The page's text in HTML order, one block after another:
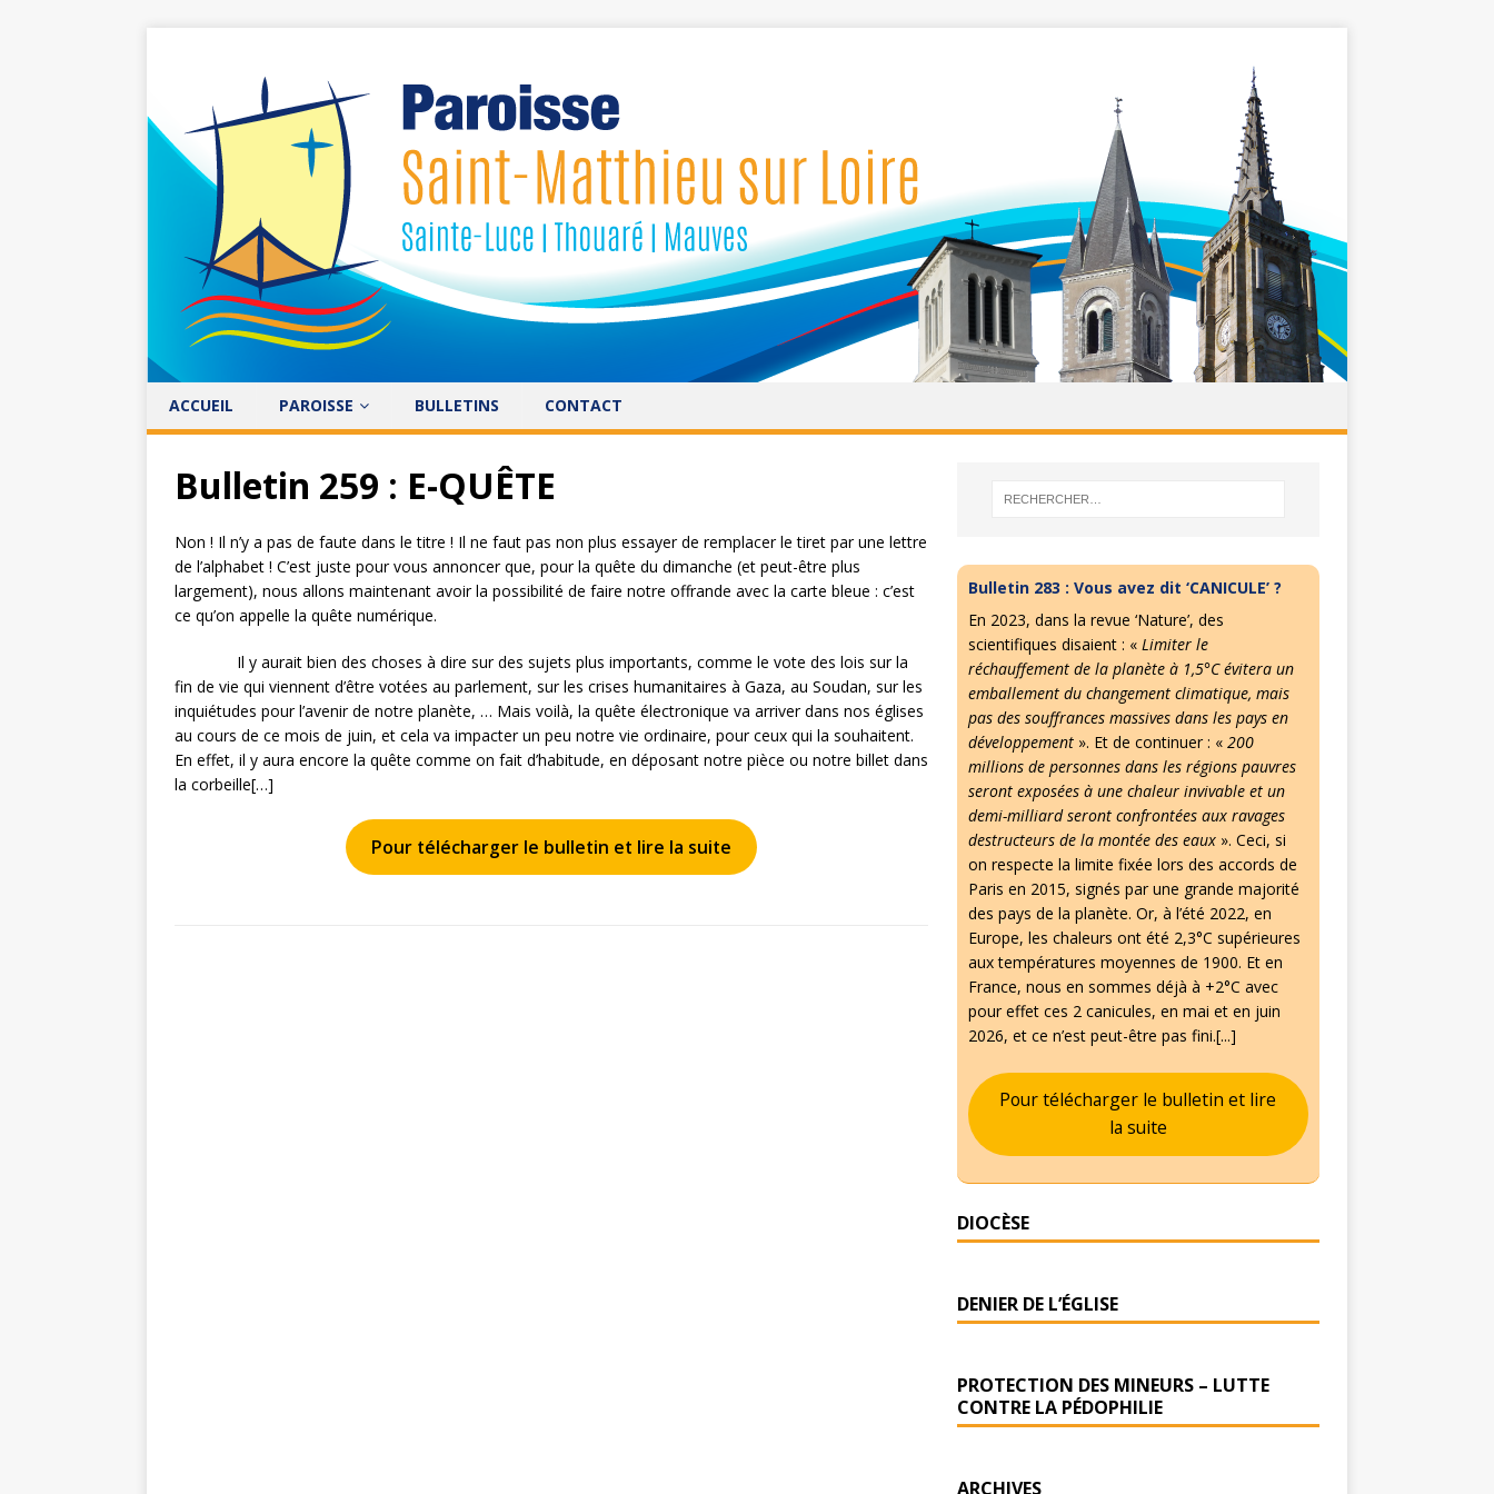
ACCUEIL PAROISSE BULLETINS CONTACT
Bulletin 259 : E-QUÊTE
Non ! Il n’y a pas de faute dans le titre ! Il ne faut pas non plus essayer de remplacer le tiret par une lettre
de l’alphabet ! C’est juste pour vous annoncer que, pour la quête du dimanche (et peut-être plus
largement), nous allons maintenant avoir la possibilité de faire notre offrande avec la carte bleue : c’est
ce qu’on appelle la quête numérique.
Il y aurait bien des choses à dire sur des sujets plus importants, comme le vote des lois sur la
fin de vie qui viennent d’être votées au parlement, sur les crises humanitaires à Gaza, au Soudan, sur les
inquiétudes pour l’avenir de notre planète, … Mais voilà, la quête électronique va arriver dans nos églises
au cours de ce mois de juin, et cela va impacter un peu notre vie ordinaire, pour ceux qui la souhaitent.
En effet, il y aura encore la quête comme on fait d’habitude, en déposant notre pièce ou notre billet dans
la corbeille[…]
Pour télécharger le bulletin et lire la suite
Bulletin 283 : Vous avez dit ‘CANICULE’ ?
En 2023, dans la revue ‘Nature’, des
scientifiques disaient : « Limiter le
réchauffement de la planète à 1,5°C évitera un
emballement du changement climatique, mais
pas des souffrances massives dans les pays en
développement». Et de continuer : « 200
millions de personnes dans les régions pauvres
seront exposées à une chaleur invivable et un
demi-milliard seront confrontées aux ravages
destructeurs de la montée des eaux». Ceci, si
on respecte la limite fixée lors des accords de
Paris en 2015, signés par une grande majorité
des pays de la planète. Or, à l’été 2022, en
Europe, les chaleurs ont été 2,3°C supérieures
aux températures moyennes de 1900. Et en
France, nous en sommes déjà à +2°C avec
pour effet ces 2 canicules, en mai et en juin
2026, et ce n’est peut-être pas fini.[...]
Pour télécharger le bulletin et lire
la suite
DIOCÈSE
DENIER DE L’ÉGLISE
PROTECTION DES MINEURS – LUTTE
CONTRE LA PÉDOPHILIE
ARCHIVES